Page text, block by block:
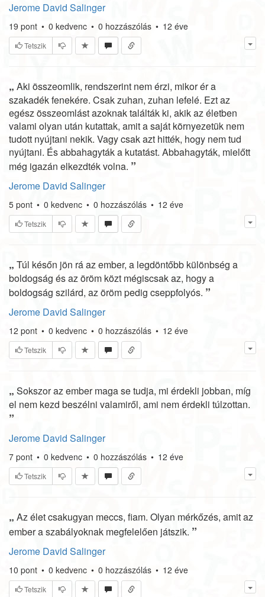
Jerome David Salinger
19 pont • 0 kedvenc • 0 hozzászólás • 12 éve
Tetszik
„ Aki összeomlik, rendszerint nem érzi, mikor ér a
szakadék fenekére. Csak zuhan, zuhan lefelé. Ezt az
egész összeomlást azoknak találták ki, akik az életben
valami olyan után kutattak, amit a saját környezetük nem
tudott nyújtani nekik. Vagy csak azt hitték, hogy nem tud
nyújtani. És abbahagyták a kutatást. Abbahagyták, mielőtt
még igazán elkezdték volna. ”
Jerome David Salinger
5 pont • 0 kedvenc • 0 hozzászólás • 12 éve
Tetszik
„ Túl későn jön rá az ember, a legdöntőbb különbség a
boldogság és az öröm közt mégiscsak az, hogy a
boldogság szilárd, az öröm pedig cseppfolyós. ”
Jerome David Salinger
12 pont • 0 kedvenc • 0 hozzászólás • 12 éve
Tetszik
„ Sokszor az ember maga se tudja, mi érdekli jobban, míg
el nem kezd beszélni valamiről, ami nem érdekli túlzottan.
”
Jerome David Salinger
7 pont • 0 kedvenc • 0 hozzászólás • 12 éve
Tetszik
„ Az élet csakugyan meccs, fiam. Olyan mérkőzés, amit az
ember a szabályoknak megfelelően játszik. ”
Jerome David Salinger
10 pont • 0 kedvenc • 0 hozzászólás • 12 éve
Tetszik